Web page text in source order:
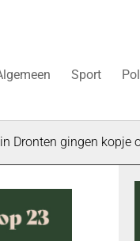
Sport
gingen kopje onder